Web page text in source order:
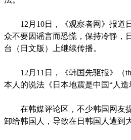
12月10日，《观察者网》报道日
众不要因谣言而恐慌，保持冷静，
台（日文版）上继续传播。
12月11日，《韩国先驱报》（
本人的说法《日本地震是中国“人造
在韩媒评论区，不少韩国网友提
卸给韩国人，导致在日韩国人遭到